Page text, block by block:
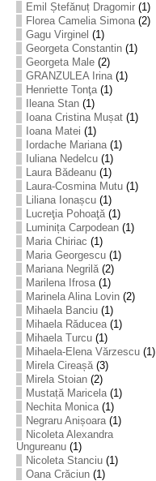
Emil Ștefănuț Dragomir(1)
Florea Camelia Simona(2)
Gagu Virginel (1)
Georgeta Constantin(1)
Georgeta Male(2)
GRANZULEA Irina(1)
Henriette Tonţa(1)
Ileana Stan(1)
Ioana Cristina Mușat(1)
Ioana Matei (1)
Iordache Mariana(1)
Iuliana Nedelcu(1)
Laura Bădeanu(1)
Laura-Cosmina Mutu(1)
Liliana Ionașcu(1)
Lucreţia Pohoaţă(1)
Luminița Carpodean(1)
Maria Chiriac (1)
Maria Georgescu(1)
Mariana Negrilă(2)
Marilena Ifrosa(1)
Marinela Alina Lovin(2)
Mihaela Banciu(1)
Mihaela Răducea(1)
Mihaela Turcu(1)
Mihaela-Elena Vărzescu(1)
Mirela Cireașă(3)
Mirela Stoian(2)
Mustață Maricela(1)
Nechita Monica(1)
Negraru Anișoara(1)
Nicoleta Alexandra
Ungureanu(1)
Nicoleta Stanciu(1)
Oana Crăciun(1)